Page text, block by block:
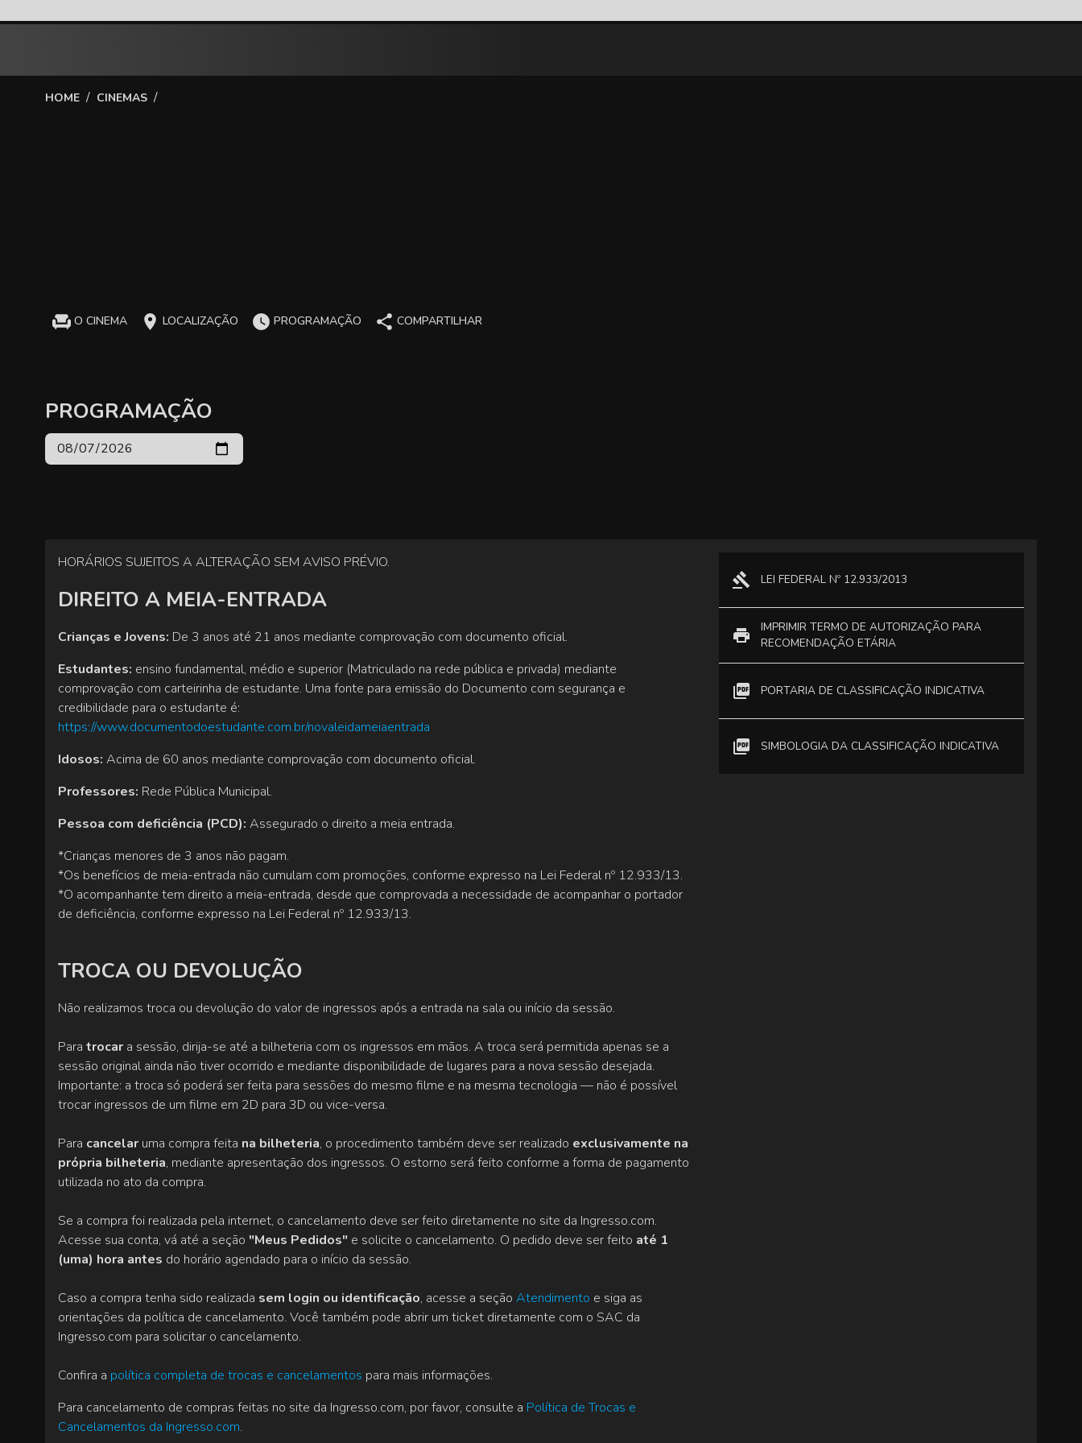
HOME / CINEMAS /
O CINEMA LOCALIZAÇÃO PROGRAMAÇÃO COMPARTILHAR
PROGRAMAÇÃO
HORÁRIOS SUJEITOS A ALTERAÇÃO SEM AVISO PRÉVIO.
DIREITO A MEIA-ENTRADA
Crianças e Jovens: De 3 anos até 21 anos mediante comprovação com documento oficial.
Estudantes: ensino fundamental, médio e superior (Matriculado na rede pública e privada) mediante
comprovação com carteirinha de estudante. Uma fonte para emissão do Documento com segurança e
credibilidade para o estudante é:
https://www.documentodoestudante.com.br/novaleidameiaentrada
Idosos: Acima de 60 anos mediante comprovação com documento oficial.
Professores: Rede Pública Municipal.
Pessoa com deficiência (PCD): Assegurado o direito a meia entrada.
*Crianças menores de 3 anos não pagam.
*Os benefícios de meia-entrada não cumulam com promoções, conforme expresso na Lei Federal nº 12.933/13.
*O acompanhante tem direito a meia-entrada, desde que comprovada a necessidade de acompanhar o portador
de deficiência, conforme expresso na Lei Federal nº 12.933/13.
TROCA OU DEVOLUÇÃO
Não realizamos troca ou devolução do valor de ingressos após a entrada na sala ou início da sessão.
Para trocar a sessão, dirija-se até a bilheteria com os ingressos em mãos. A troca será permitida apenas se a
sessão original ainda não tiver ocorrido e mediante disponibilidade de lugares para a nova sessão desejada.
Importante: a troca só poderá ser feita para sessões do mesmo filme e na mesma tecnologia — não é possível
trocar ingressos de um filme em 2D para 3D ou vice-versa.
Para cancelar uma compra feita na bilheteria, o procedimento também deve ser realizado exclusivamente na
própria bilheteria, mediante apresentação dos ingressos. O estorno será feito conforme a forma de pagamento
utilizada no ato da compra.
Se a compra foi realizada pela internet, o cancelamento deve ser feito diretamente no site da Ingresso.com.
Acesse sua conta, vá até a seção "Meus Pedidos" e solicite o cancelamento. O pedido deve ser feito até 1
(uma) hora antes do horário agendado para o início da sessão.
Caso a compra tenha sido realizada sem login ou identificação, acesse a seção Atendimento e siga as
orientações da política de cancelamento. Você também pode abrir um ticket diretamente com o SAC da
Ingresso.com para solicitar o cancelamento.
Confira a política completa de trocas e cancelamentos para mais informações.
Para cancelamento de compras feitas no site da Ingresso.com, por favor, consulte a Política de Trocas e
Cancelamentos da Ingresso.com.
LEI FEDERAL Nº 12.933/2013
IMPRIMIR TERMO DE AUTORIZAÇÃO PARA
RECOMENDAÇÃO ETÁRIA
PORTARIA DE CLASSIFICAÇÃO INDICATIVA
SIMBOLOGIA DA CLASSIFICAÇÃO INDICATIVA